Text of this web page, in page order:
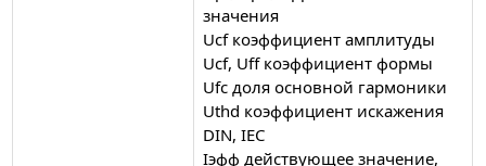
значения
Ucf коэффициент амплитуды
Ucf, Uff коэффициент формы
Ufc доля основной гармоники
Uthd коэффициент искажения
DIN, IEC
Iэфф действующее значение,